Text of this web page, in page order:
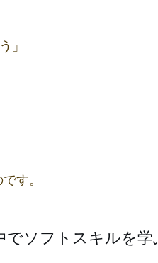
」
す。
でソフトスキルを学